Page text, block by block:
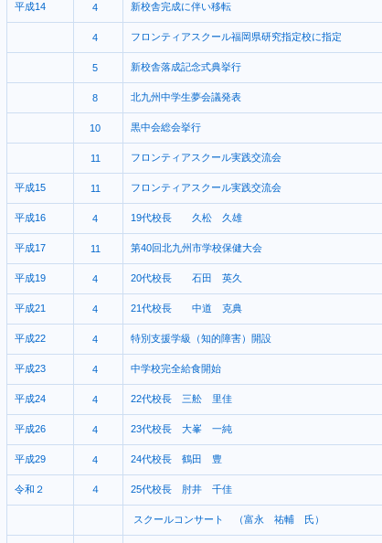
平成14 4 新校舎完成に伴い移転
4 フロンティアスクール福岡県研究指定校に指定
5 新校舎落成記念式典挙行
8 北九州中学生夢会議発表
10 黒中会総会挙行
11 フロンティアスクール実践交流会
平成15 11 フロンティアスクール実践交流会
平成16 4 19代校長 久松 久雄
平成17 11 第40回北九州市学校保健大会
平成19 4 20代校長 石田 英久
平成21 4 21代校長 中道 克典
平成22 4 特別支援学級（知的障害）開設
平成23 4 中学校完全給食開始
平成24 4 22代校長 三舩 里佳
平成26 4 23代校長 大峯 一純
平成29 4 24代校長 鶴田 豊
令和２ ４ 25代校長 肘井 千佳
スクールコンサート （富永 祐輔 氏）